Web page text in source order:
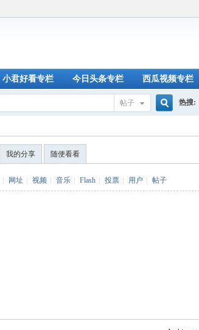
小君好看专栏 今日头条专栏 西瓜视频专栏
帖子 热搜:
我的分享 随便看看
网址 视频 音乐 Flash 投票 用户 帖子